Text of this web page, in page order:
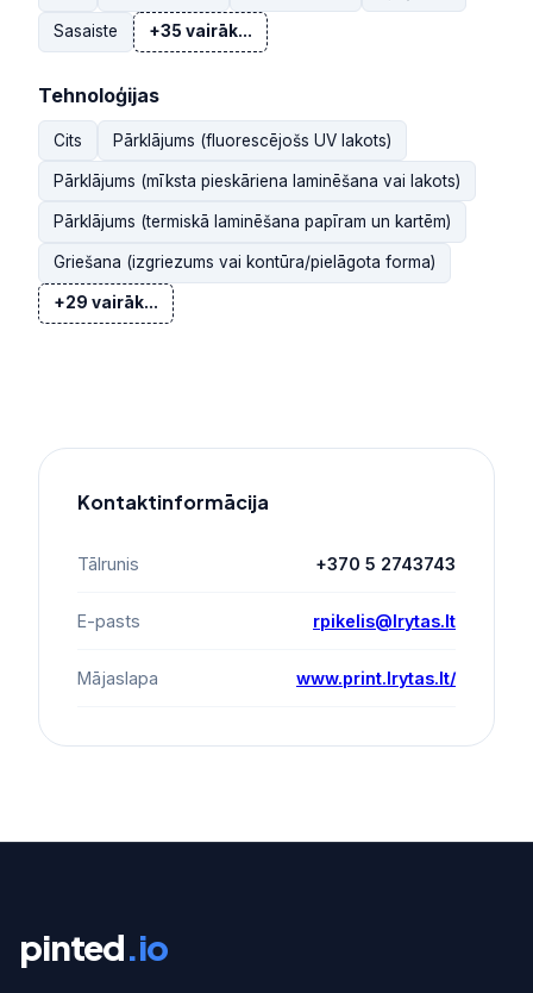
Sasaiste +35 vairāk...
Tehnoloģijas
Cits Pārklājums (fluorescējošs UV lakots)
Pārklājums (mīksta pieskāriena laminēšana vai lakots)
Pārklājums (termiskā laminēšana papīram un kartēm)
Griešana (izgriezums vai kontūra/pielāgota forma)
+29 vairāk...
Kontaktinformācija
Tālrunis +370 5 2743743
E-pasts rpikelis@lrytas.lt
Mājaslapa www.print.lrytas.lt/
pinted.io